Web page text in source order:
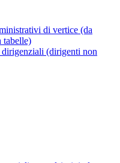
di vertice (da
tabelle)
(dirigenti non